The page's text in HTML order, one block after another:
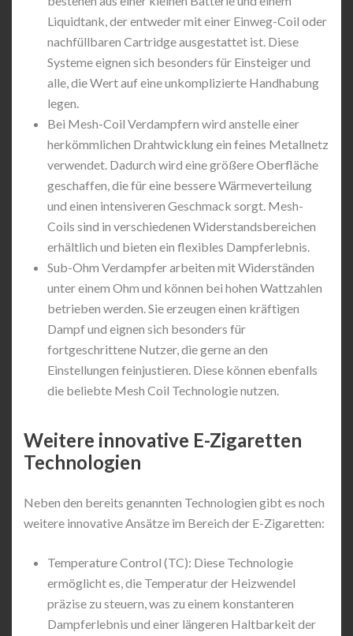
Liquidtank, der entweder mit einer Einweg-Coil oder
nachfüllbaren Cartridge ausgestattet ist. Diese
Systeme eignen sich besonders für Einsteiger und
alle, die Wert auf eine unkomplizierte Handhabung
legen.
Bei Mesh-Coil Verdampfern wird anstelle einer
herkömmlichen Drahtwicklung ein feines Metallnetz
verwendet. Dadurch wird eine größere Oberfläche
geschaffen, die für eine bessere Wärmeverteilung
und einen intensiveren Geschmack sorgt. Mesh-
Coils sind in verschiedenen Widerstandsbereichen
erhältlich und bieten ein flexibles Dampferlebnis.
Sub-Ohm Verdampfer arbeiten mit Widerständen
unter einem Ohm und können bei hohen Wattzahlen
betrieben werden. Sie erzeugen einen kräftigen
Dampf und eignen sich besonders für
fortgeschrittene Nutzer, die gerne an den
Einstellungen feinjustieren. Diese können ebenfalls
die beliebte Mesh Coil Technologie nutzen.
Weitere innovative E-Zigaretten
Technologien
Neben den bereits genannten Technologien gibt es noch
weitere innovative Ansätze im Bereich der E-Zigaretten:
Temperature Control (TC): Diese Technologie
ermöglicht es, die Temperatur der Heizwendel
präzise zu steuern, was zu einem konstanteren
Dampferlebnis und einer längeren Haltbarkeit der